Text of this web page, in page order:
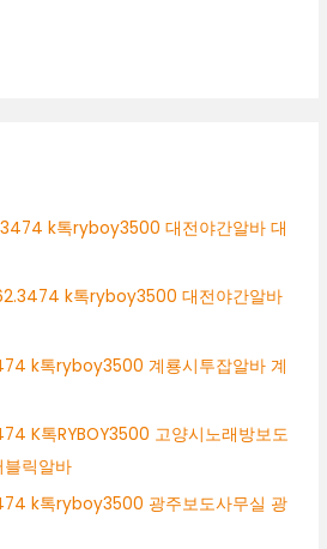
k톡ryboy3500 대전야간알바 대
k톡ryboy3500 대전야간알바
k톡ryboy3500 계룡시투잡알바 계
K톡RYBOY3500 고양시노래방보도
블릭알바
k톡ryboy3500 광주보도사무실 광